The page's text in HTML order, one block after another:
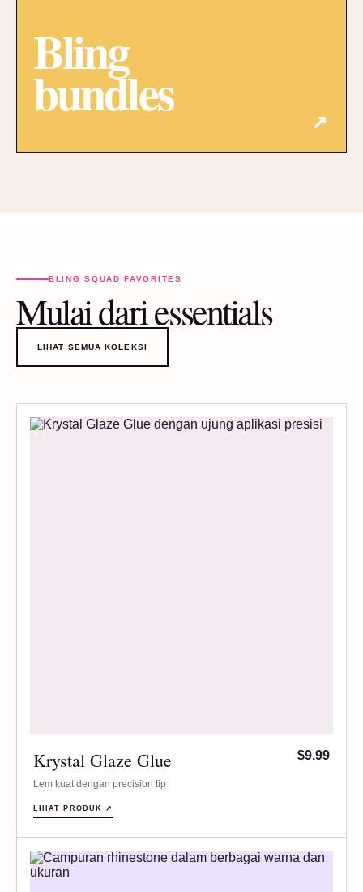
Bling
bundles ↗
BLING SQUAD FAVORITES
Mulai dari essentials
LIHAT SEMUA KOLEKSI
Krystal Glaze Glue
Lem kuat dengan precision tip
$9.99
LIHAT PRODUK ↗